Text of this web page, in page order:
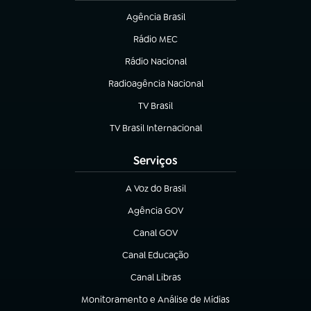
Agência Brasil
(abre em nova aba)
Rádio MEC
(abre em nova aba)
Rádio Nacional
Radioagência Nacional
(abre em nova aba)
TV Brasil
(abre em nova aba)
TV Brasil Internacional
(abre em nova aba)
Serviços
A Voz do Brasil
(abre em nova aba)
Agência GOV
(abre em nova aba)
Canal GOV
(abre em nova aba)
Canal Educação
(abre em nova aba)
Canal Libras
(abre em nova aba)
Monitoramento e Análise de Mídias
(abre em nova aba)